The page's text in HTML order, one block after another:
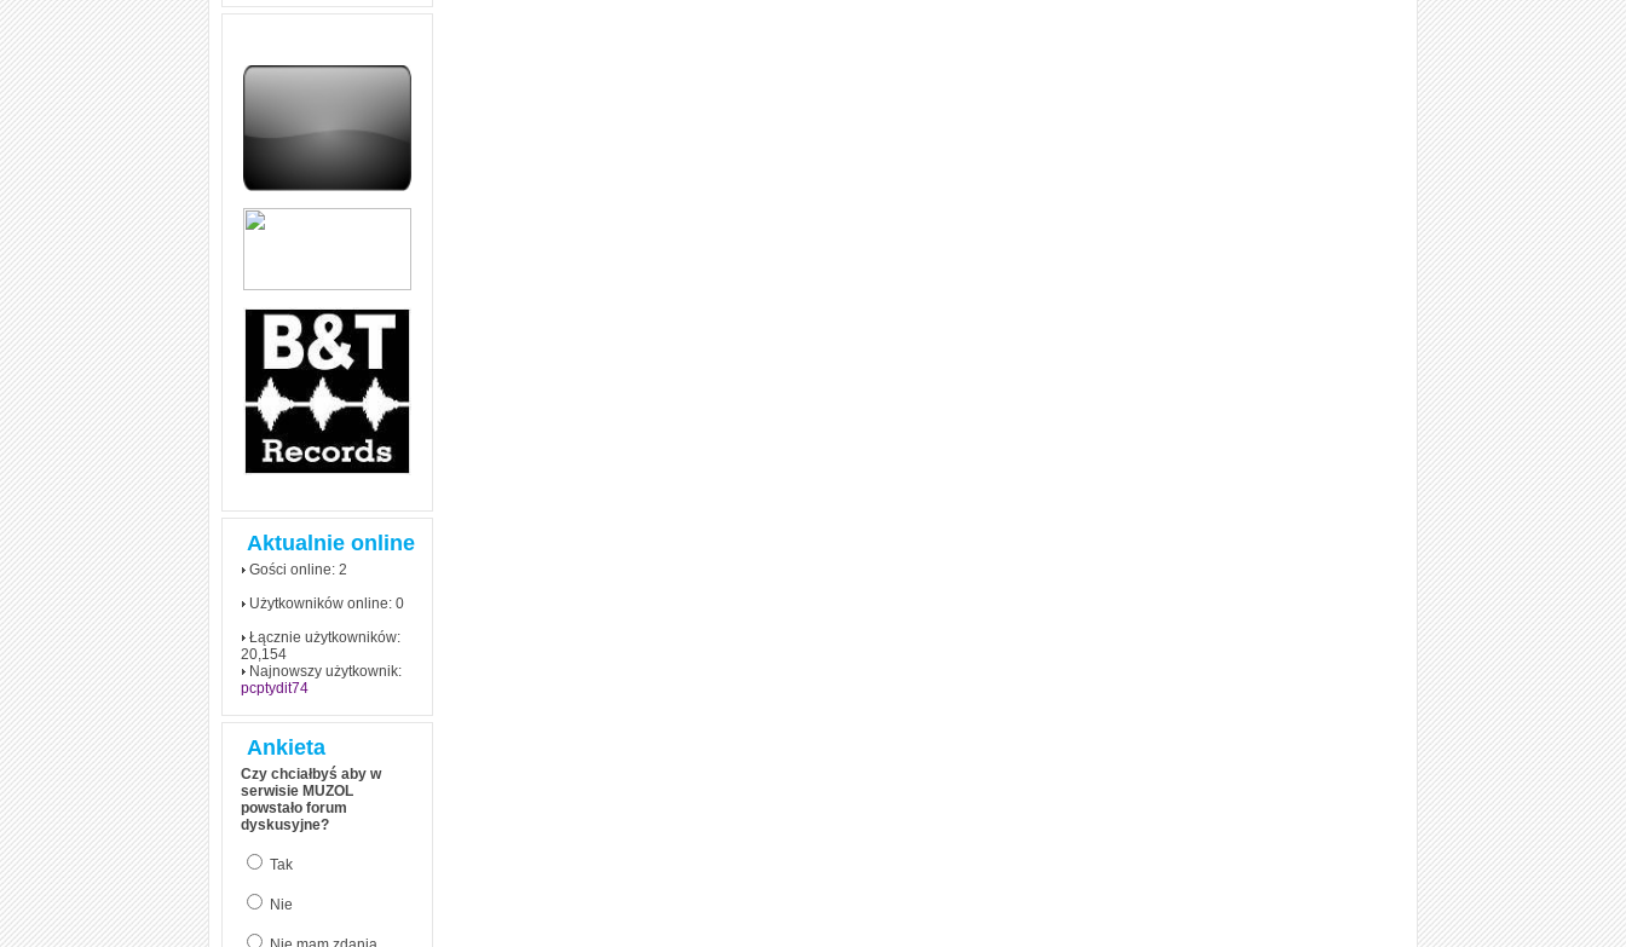
pozwoli Ci opanować język
zapamiętasz
zrozumiale wytłumaczył, na
(reported speech) w języku
angielskim
dłużej!
Aktualnie online
Gości online: 2
Użytkowników online: 0
Łącznie użytkowników:
20,154
Najnowszy użytkownik:
pcptydit74
Ankieta
Czy chciałbyś aby w
serwisie MUZOL
powstało forum
dyskusyjne?
Tak
Nie